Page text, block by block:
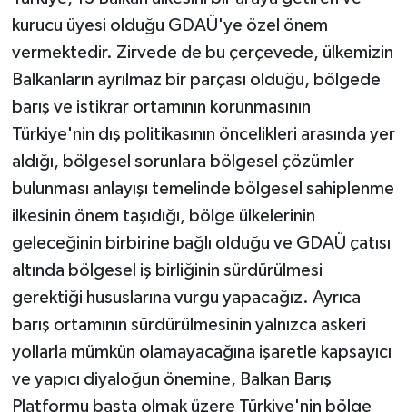
kurucu üyesi olduğu GDAÜ'ye özel önem
vermektedir. Zirvede de bu çerçevede, ülkemizin
Balkanların ayrılmaz bir parçası olduğu, bölgede
barış ve istikrar ortamının korunmasının
Türkiye'nin dış politikasının öncelikleri arasında yer
aldığı, bölgesel sorunlara bölgesel çözümler
bulunması anlayışı temelinde bölgesel sahiplenme
ilkesinin önem taşıdığı, bölge ülkelerinin
geleceğinin birbirine bağlı olduğu ve GDAÜ çatısı
altında bölgesel iş birliğinin sürdürülmesi
gerektiği hususlarına vurgu yapacağız. Ayrıca
barış ortamının sürdürülmesinin yalnızca askeri
yollarla mümkün olamayacağına işaretle kapsayıcı
ve yapıcı diyaloğun önemine, Balkan Barış
Platformu başta olmak üzere Türkiye'nin bölge